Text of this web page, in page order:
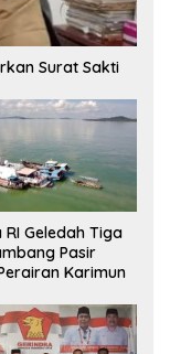
Surat Sakti
Geledah Tiga
Pasir
Karimun